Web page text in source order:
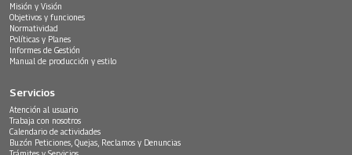
Misión y Visión
Objetivos y funciones
Normatividad
Políticas y Planes
Informes de Gestión
Manual de producción y estilo
Servicios
Atención al usuario
Trabaja con nosotros
Calendario de actividades
Buzón Peticiones, Quejas, Reclamos y Denuncias